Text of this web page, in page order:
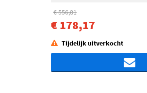
€ 556,81
€ 178,17
Tijdelijk uitverkocht